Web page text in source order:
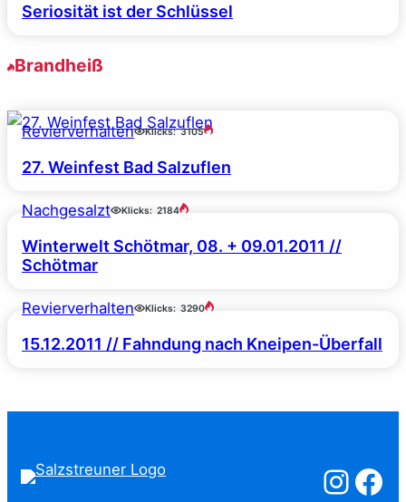
Seriosität ist der Schlüssel
Brandheiß
Revierverhalten Klicks: 3105
27. Weinfest Bad Salzuflen
Nachgesalzt Klicks: 2184
Winterwelt Schötmar, 08. + 09.01.2011 //
Schötmar
Revierverhalten Klicks: 3290
15.12.2011 // Fahndung nach Kneipen-Überfall
Salzstreuner